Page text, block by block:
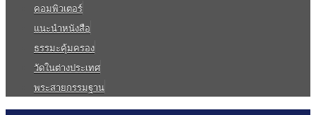
คอมพิวเตอร์
แนะนำหนังสือ
ธรรมะคุ้มครอง
วัดในต่างประเทศ
พระสายกรรมฐาน